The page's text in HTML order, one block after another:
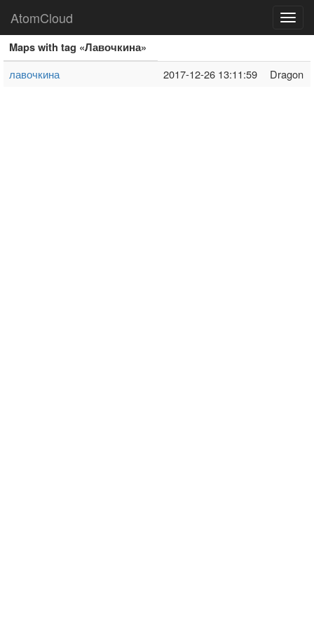
AtomCloud
Maps with tag «Лавочкина»
лавочкина
2017-12-26 13:11:59 Dragon